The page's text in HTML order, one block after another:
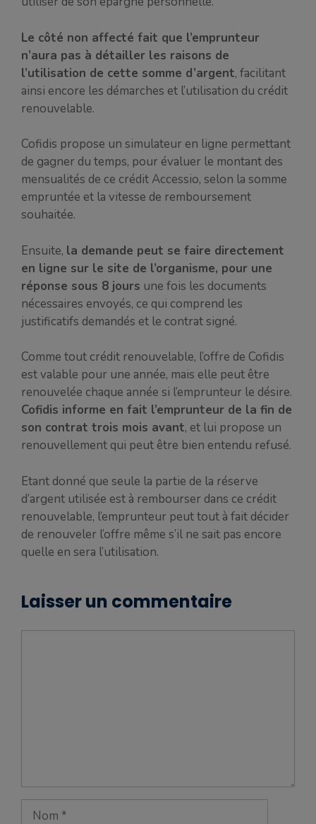
Le côté non affecté fait que l’emprunteur
n’aura pas à détailler les raisons de
l’utilisation de cette somme d’argent, facilitant
ainsi encore les démarches et l’utilisation du crédit
renouvelable.
Cofidis propose un simulateur en ligne permettant
de gagner du temps, pour évaluer le montant des
mensualités de ce crédit Accessio, selon la somme
empruntée et la vitesse de remboursement
souhaitée.
Ensuite, la demande peut se faire directement
en ligne sur le site de l’organisme, pour une
réponse sous 8 jours une fois les documents
nécessaires envoyés, ce qui comprend les
justificatifs demandés et le contrat signé.
Comme tout crédit renouvelable, l’offre de Cofidis
est valable pour une année, mais elle peut être
renouvelée chaque année si l’emprunteur le désire.
Cofidis informe en fait l’emprunteur de la fin de
son contrat trois mois avant, et lui propose un
renouvellement qui peut être bien entendu refusé.
Etant donné que seule la partie de la réserve
d’argent utilisée est à rembourser dans ce crédit
renouvelable, l’emprunteur peut tout à fait décider
de renouveler l’offre même s’il ne sait pas encore
quelle en sera l’utilisation.
Laisser un commentaire
Nom